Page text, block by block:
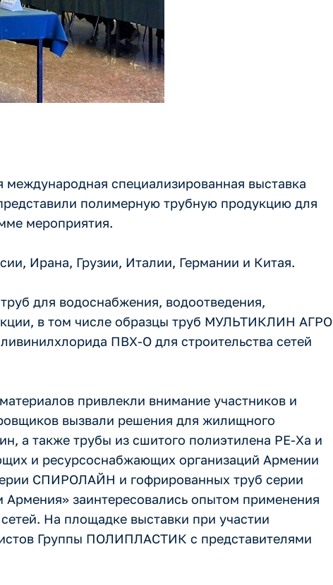
специализированная выставка
полимерную трубную продукцию для
мероприятия.
Ирана, Грузии, Италии, Германии и Китая.
для водоснабжения, водоотведения,
в том числе образцы труб МУЛЬТИКЛИН АГРО
ПВХ-О для строительства сетей
привлекли внимание участников и
вызвали решения для жилищного
а также трубы из сшитого полиэтилена PE-Xa и
и ресурсоснабжающих организаций Армении
СПИРОЛАЙН и гофрированных труб серии
заинтересовались опытом применения
На площадке выставки при участии
Группы ПОЛИПЛАСТИК с представителями